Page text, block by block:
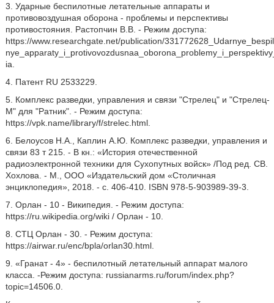
3. Ударные беспилотные летательные аппараты и
противовоздушная оборона - проблемы и перспективы
противостояния. Растопчин В.В. - Режим доступа:
https://www.researchgate.net/publication/
ia.
4. Патент RU 2533229.
5. Комплекс разведки, управления и связи "Стрелец" и "Стрелец-
М" для "Ратник". - Режим доступа:
https://vpk.name/library/f/strelec.html.
6. Белоусов Н.А., Каплин А.Ю. Комплекс разведки, управления и
связи 83 т 215. - В кн.: «История отечественной
радиоэлектронной техники для Сухопутных войск» /Под ред. СВ.
Хохлова. - М., ООО «Издательский дом «Столичная
энциклопедия», 2018. - с. 406-410. ISBN 978-5-903989-39-3.
7. Орлан - 10 - Википедия. - Режим доступа:
https://ru.wikipedia.org/wiki / Орлан - 10.
8. СТЦ Орлан - 30. - Режим доступа:
https://airwar.ru/enc/bpla/orlan30.html.
9. «Гранат - 4» - беспилотный летательный аппарат малого
класса. -Режим доступа: russianarms.ru/forum/index.php?
topic=14506.0.